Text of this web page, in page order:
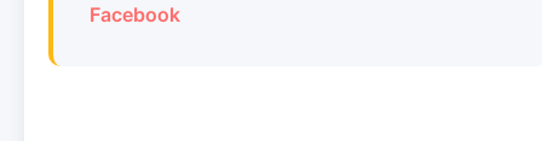
Facebook